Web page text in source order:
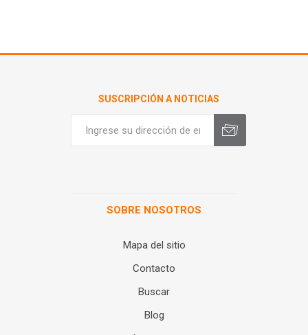
SUSCRIPCIÓN A NOTICIAS
SOBRE NOSOTROS
Mapa del sitio
Contacto
Buscar
Blog